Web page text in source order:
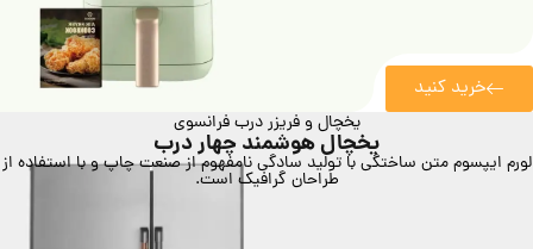
خرید کنید
یخچال و فریزر درب فرانسوی
یخچال هوشمند چهار درب
لورم ایپسوم متن ساختگی با تولید سادگی نامفهوم از صنعت چاپ و با استفاده از
طراحان گرافیک است.